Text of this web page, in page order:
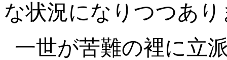
な状況になりつつあり
一世が苦難の裡に立